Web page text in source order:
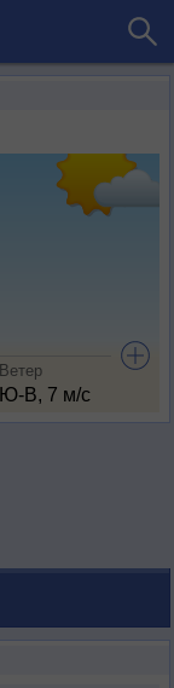
Ветер
Ю-В, 7 м/с